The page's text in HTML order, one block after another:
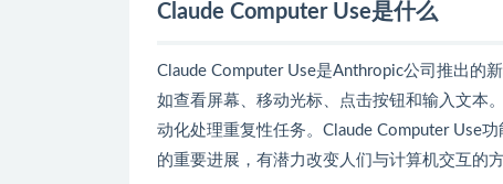
Claude Computer Use是什么
Claude Computer Use是Anthropic公司推出的
如查看屏幕、移动光标、点击按钮和输入文本
动化处理重复性任务。Claude Computer Use
的重要进展，有潜力改变人们与计算机交互的方